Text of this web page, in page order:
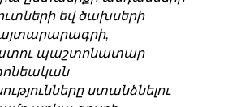
եվ ծախսերի
պաշտոնատար
ստանձնելու